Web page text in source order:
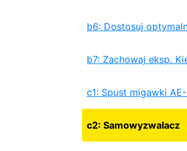
b6: Dostosuj
b7: Zachowaj eksp.
c1: Spust migawki
c2: Samowyzwalacz